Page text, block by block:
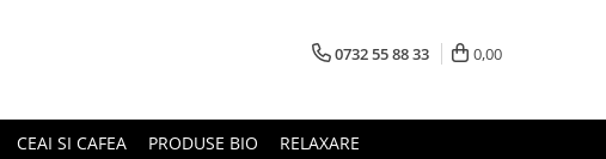
0732 55 88 33 0,00
CEAI SI CAFEA PRODUSE BIO RELAXARE